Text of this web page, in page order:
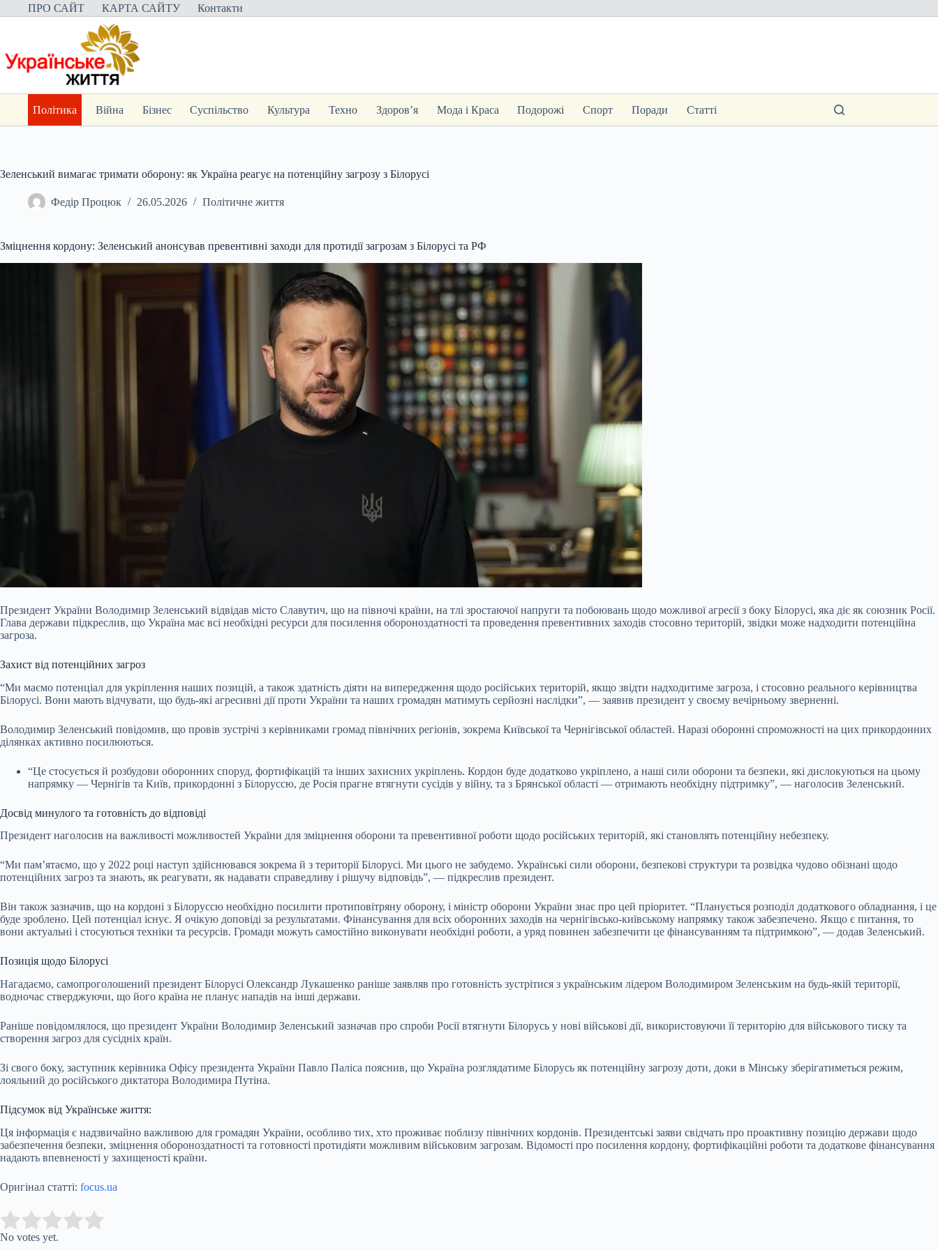
Перейти
до
ПРО САЙТ КАРТА САЙТУ Контакти
Політика Війна Бізнес Суспільство Культура Техно Здоров’я Мода і Краса Подорожі Спорт Поради Статті
Зеленський вимагає тримати оборону: як Україна реагує на потенційну загрозу з Білорусі
Федір Процюк 26.05.2026 Політичне життя
Зміцнення кордону: Зеленський анонсував превентивні заходи для протидії загрозам з Білорусі та РФ
Президент України Володимир Зеленський відвідав місто Славутич, що на півночі країни, на тлі зростаючої напруги та побоювань щодо можливої агресії з боку Білорусі, яка діє як союзник Росії.
Глава держави підкреслив, що Україна має всі необхідні ресурси для посилення обороноздатності та проведення превентивних заходів стосовно територій, звідки може надходити потенційна
загроза.
Захист від потенційних загроз
“Ми маємо потенціал для укріплення наших позицій, а також здатність діяти на випередження щодо російських територій, якщо звідти надходитиме загроза, і стосовно реального керівництва
Білорусі. Вони мають відчувати, що будь-які агресивні дії проти України та наших громадян матимуть серйозні наслідки”, — заявив президент у своєму вечірньому зверненні.
Володимир Зеленський повідомив, що провів зустрічі з керівниками громад північних регіонів, зокрема Київської та Чернігівської областей. Наразі оборонні спроможності на цих прикордонних
ділянках активно посилюються.
“Це стосується й розбудови оборонних споруд, фортифікацій та інших захисних укріплень. Кордон буде додатково укріплено, а наші сили оборони та безпеки, які дислокуються на цьому
напрямку — Чернігів та Київ, прикордонні з Білоруссю, де Росія прагне втягнути сусідів у війну, та з Брянської області — отримають необхідну підтримку”, — наголосив Зеленський.
Досвід минулого та готовність до відповіді
Президент наголосив на важливості можливостей України для зміцнення оборони та превентивної роботи щодо російських територій, які становлять потенційну небезпеку.
“Ми пам’ятаємо, що у 2022 році наступ здійснювався зокрема й з території Білорусі. Ми цього не забудемо. Українські сили оборони, безпекові структури та розвідка чудово обізнані щодо
потенційних загроз та знають, як реагувати, як надавати справедливу і рішучу відповідь”, — підкреслив президент.
Він також зазначив, що на кордоні з Білоруссю необхідно посилити протиповітряну оборону, і міністр оборони України знає про цей пріоритет. “Планується розподіл додаткового обладнання, і це
буде зроблено. Цей потенціал існує. Я очікую доповіді за результатами. Фінансування для всіх оборонних заходів на чернігівсько-київському напрямку також забезпечено. Якщо є питання, то
вони актуальні і стосуються техніки та ресурсів. Громади можуть самостійно виконувати необхідні роботи, а уряд повинен забезпечити це фінансуванням та підтримкою”, — додав Зеленський.
Позиція щодо Білорусі
Нагадаємо, самопроголошений президент Білорусі Олександр Лукашенко раніше заявляв про готовність зустрітися з українським лідером Володимиром Зеленським на будь-якій території,
водночас стверджуючи, що його країна не планує нападів на інші держави.
Раніше повідомлялося, що президент України Володимир Зеленський зазначав про спроби Росії втягнути Білорусь у нові військові дії, використовуючи її територію для військового тиску та
створення загроз для сусідніх країн.
Зі свого боку, заступник керівника Офісу президента України Павло Паліса пояснив, що Україна розглядатиме Білорусь як потенційну загрозу доти, доки в Мінську зберігатиметься режим,
лояльний до російського диктатора Володимира Путіна.
Підсумок від Українське життя:
Ця інформація є надзвичайно важливою для громадян України, особливо тих, хто проживає поблизу північних кордонів. Президентські заяви свідчать про проактивну позицію держави щодо
забезпечення безпеки, зміцнення обороноздатності та готовності протидіяти можливим військовим загрозам. Відомості про посилення кордону, фортифікаційні роботи та додаткове фінансування
надають впевненості у захищеності країни.
Оригінал статті: focus.ua
Rate this item:
No votes yet.